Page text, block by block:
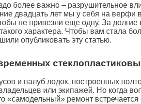
более важно – разрушительное
двадцать лет мы у себя на
не привезли еще одну. За
характера. Чтобы вам стала
опубликовать эту статью.
и палуб лодок, построенных
или экипажей. Но когда
«самодельный» ремонт